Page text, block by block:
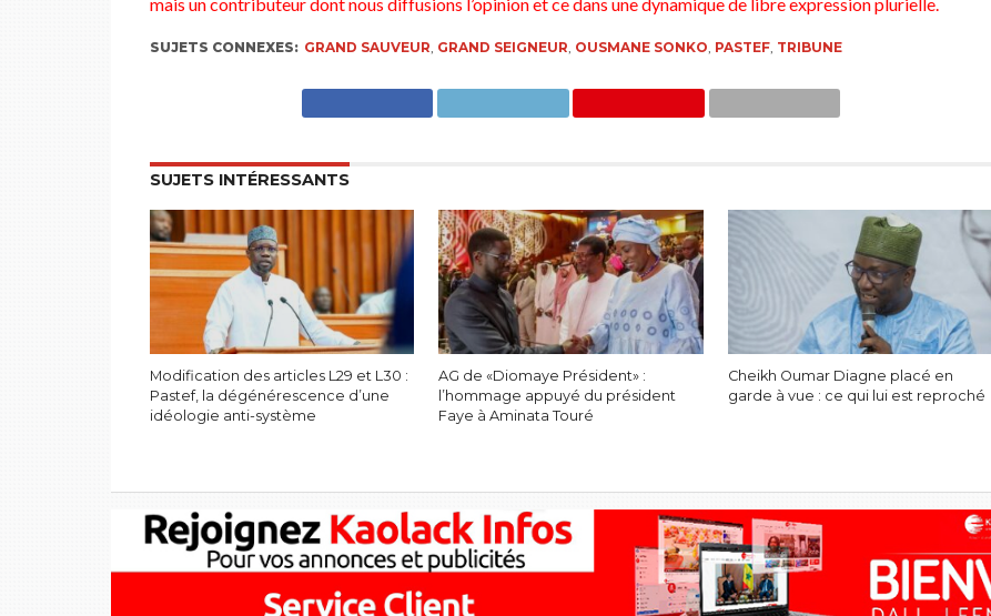
SUJETS CONNEXES: GRAND SAUVEUR GRAND SEIGNEUR OUSMANE SONKO PASTEF, TRIBUNE
SUJETS INTÉRESSANTS
Modification des articles L29 et L30 :
Pastef, la dégénérescence d’une
idéologie anti-système
AG de «Diomaye Président» :
l’hommage appuyé du président
Faye à Aminata Touré
Cheikh Oumar Diagne placé en
garde à vue : ce qui lui est reproché